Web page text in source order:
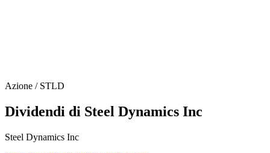
Azione / STLD
Dividendi di Steel Dynamics Inc
Steel Dynamics Inc